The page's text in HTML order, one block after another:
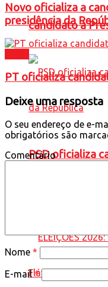
candidato à
PSD oficializa
Novo oficializa a
presidência da
PT oficializa
Deixe uma resposta
O seu endereço de e-
obrigatórios são
Comentário
Nome *
E-mail*